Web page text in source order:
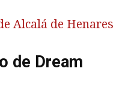
Alcalá de Henares
de Dream